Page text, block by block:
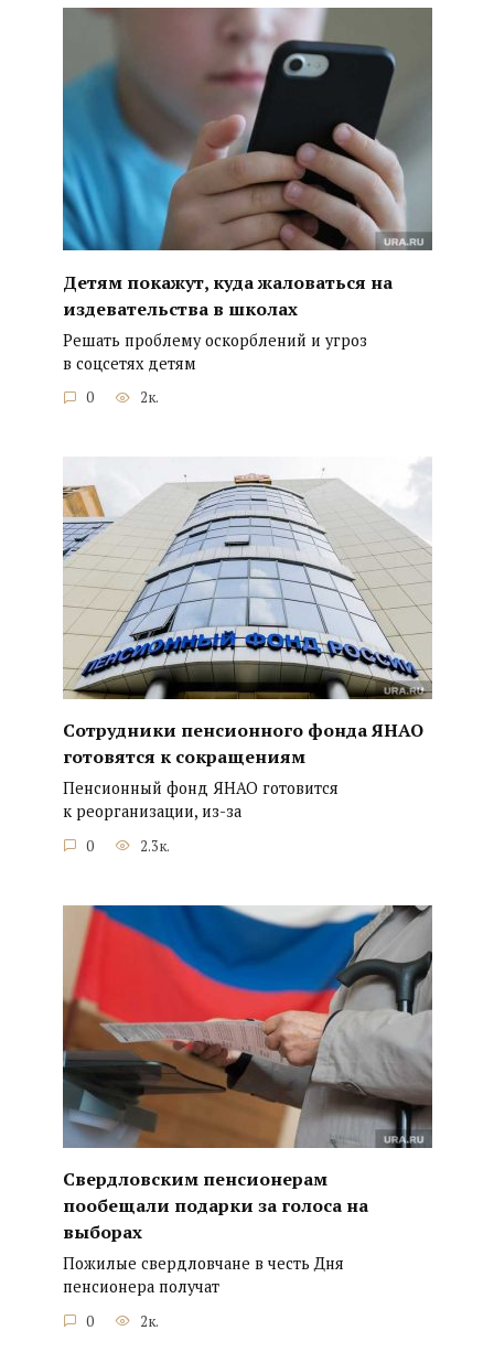
Детям покажут, куда жаловаться на
издевательства в школах
Решать проблему оскорблений и угроз
в соцсетях детям
0 2к.
Сотрудники пенсионного фонда ЯНАО
готовятся к сокращениям
Пенсионный фонд ЯНАО готовится
к реорганизации, из-за
0 2.3к.
Свердловским пенсионерам
пообещали подарки за голоса на
выборах
Пожилые свердловчане в честь Дня
пенсионера получат
0 2к.